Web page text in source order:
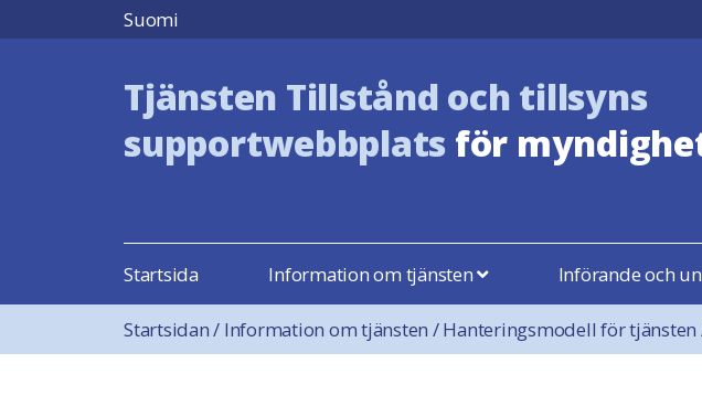
Hoppa till innehåll
Suomi
Tjänsten Tillstånd och tillsyns
supportwebbplats för
Startsida Information om tjänsten Införande och
Startsidan/ Information om tjänsten /Hanteringsmodell för tjänsten